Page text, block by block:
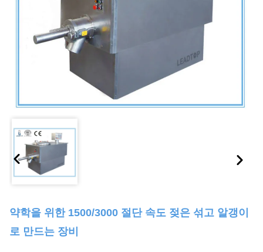
약학을 위한 1500/3000 절단 속도 젖은 섞고 알갱이
로 만드는 장비